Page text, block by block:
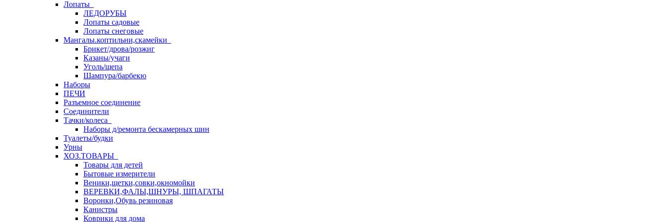
Лопаты
ЛЕДОРУБЫ
Лопаты садовые
Лопаты снеговые
Мангалы.коптильни,скамейки
Брикет/дрова/розжиг
Казаны/учаги
Уголь/щепа
Шампура/барбекю
Наборы
ПЕЧИ
Разъемное соединение
Соединители
Тачки/колеса
Наборы д/ремонта бескамерных шин
Туалеты/будки
Урны
ХОЗ.ТОВАРЫ
Товары для детей
Бытовые измерители
Веники,щетки,совки,окномойки
ВЕРЕВКИ,ФАЛЫ,ШНУРЫ, ШПАГАТЫ
Воронки,Обувь резиновая
Канистры
Коврики для дома